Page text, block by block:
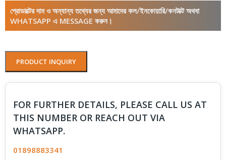
প্রোডাক্টের দাম ও অন্যান্য তথ্যের জন্য আমাদের কল/ইনকোয়ারি/কনটাক্ট অথবা
WHATSAPP এ MESSAGE করুন।
PRODUCT INQUIRY
FOR FURTHER DETAILS, PLEASE CALL US AT
THIS NUMBER OR REACH OUT VIA
WHATSAPP.
01898883341